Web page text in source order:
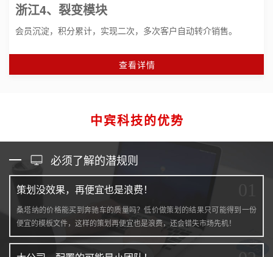
浙江4、裂变模块
会员沉淀，积分累计，实现二次，多次客户自动转介销售。
查看详情
中宾科技的优势
必须了解的潜规则
策划没效果，再便宜也是浪费！
桑塔纳的价格能买到奔驰车的质量吗？低价做策划的结果只可能得到一份
便宜的模板文件，这样的策划再便宜也是浪费，还会错失市场先机！